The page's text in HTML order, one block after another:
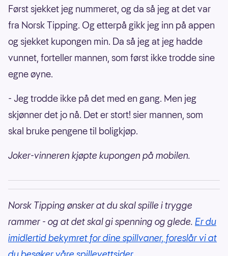
Først sjekket jeg nummeret, og da så jeg at det var
fra Norsk Tipping. Og etterpå gikk jeg inn på appen
og sjekket kupongen min. Da så jeg at jeg hadde
vunnet, forteller mannen, som først ikke trodde sine
egne øyne.
- Jeg trodde ikke på det med en gang. Men jeg
skjønner det jo nå. Det er stort! sier mannen, som
skal bruke pengene til boligkjøp.
Joker-vinneren kjøpte kupongen på mobilen.
Norsk Tipping ønsker at du skal spille i trygge
rammer - og at det skal gi spenning og glede. Er du
imidlertid bekymret for dine spillvaner, foreslår vi at